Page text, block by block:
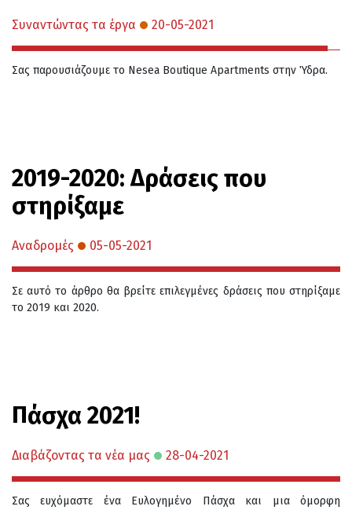
Συναντώντας τα έργα 20-05-2021
Σας παρουσιάζουμε το Nesea Boutique Apartments στην Ύδρα.
2019-2020: Δράσεις που
στηρίξαμε
Αναδρομές 05-05-2021
Σε αυτό το άρθρο θα βρείτε επιλεγμένες δράσεις που στηρίξαμε
το 2019 και 2020.
Πάσχα 2021!
Διαβάζοντας τα νέα μας 28-04-2021
Σας ευχόμαστε ένα Ευλογημένο Πάσχα και μια όμορφη